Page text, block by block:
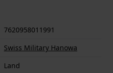
7620958011991
Swiss Military Hanowa
Land